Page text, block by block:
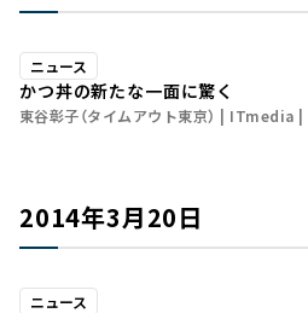
ニュース
かつ丼の新たな一面に驚く
東谷彰子（タイムアウト東京） ITmedia
2014年3月20日
ニュース